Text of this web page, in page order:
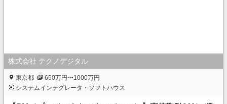
株式会社 テクノデジタル
東京都
650万円〜1000万円
システムインテグレータ・ソフトハウス